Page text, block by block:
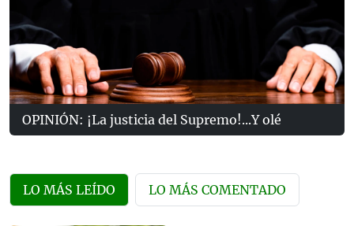
OPINIÓN: ¡La justicia del Supremo!...Y olé
LO MÁS LEÍDO LO MÁS COMENTADO